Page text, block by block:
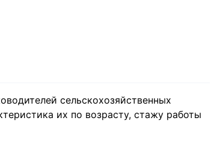
сельскохозяйственных
их по возрасту, стажу работы